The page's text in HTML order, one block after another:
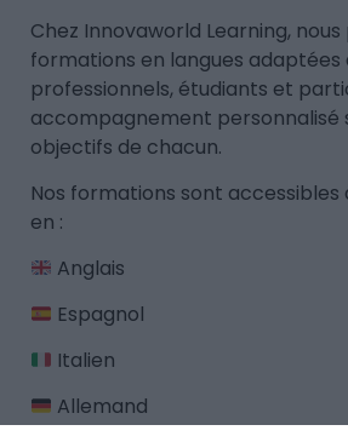
Chez Innovaworld Learning,
formations en langues adaptées
professionnels, étudiants et
accompagnement personnalisé
objectifs de chacun.
Nos formations sont accessibles
en :
Anglais
Espagnol
Italien
Allemand